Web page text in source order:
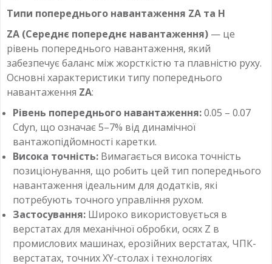
Типи попереднього навантаження ZA та H
ZA (Середнє попереднє навантаження) — це
рівень попереднього навантаження, який
забезпечує баланс між жорсткістю та плавністю руху.
Основні характеристики типу попереднього
навантаження ZA:
Рівень попереднього навантаження:0.05 – 0.07
Cdyn​, що означає 5–7% від динамічної
вантажопідйомності каретки.
Висока точність: Вимагається висока точність
позиціонування, що робить цей тип попереднього
навантаження ідеальним для додатків, які
потребують точного управління рухом.
Застосування: Широко використовується в
верстатах для механічної обробки, осях Z в
промислових машинах, ерозійних верстатах, ЧПК-
верстатах, точних XY-столах і технологіях